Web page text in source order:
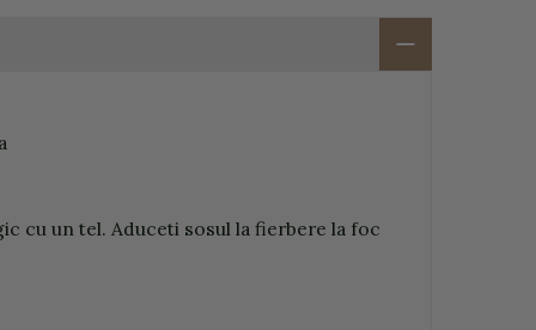
cu un tel. Aduceti sosul la fierbere la foc